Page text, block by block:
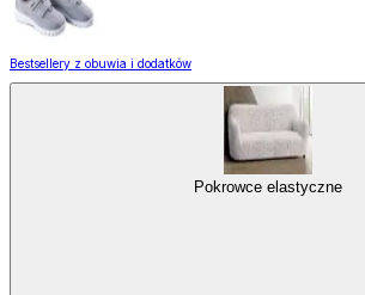
Bestsellery z obuwia i dodatków
Pokrowce elastyczne